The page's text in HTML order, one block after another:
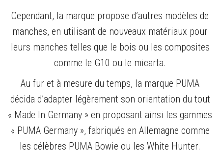
Cependant, la marque propose d’autres modèles de
manches, en utilisant de nouveaux matériaux pour
leurs manches telles que le bois ou les composites
comme le G10 ou le micarta.
Au fur et à mesure du temps, la marque PUMA
décida d’adapter légèrement son orientation du tout
« Made In Germany » en proposant ainsi les gammes
« PUMA Germany », fabriqués en Allemagne comme
les célèbres PUMA Bowie ou les White Hunter.